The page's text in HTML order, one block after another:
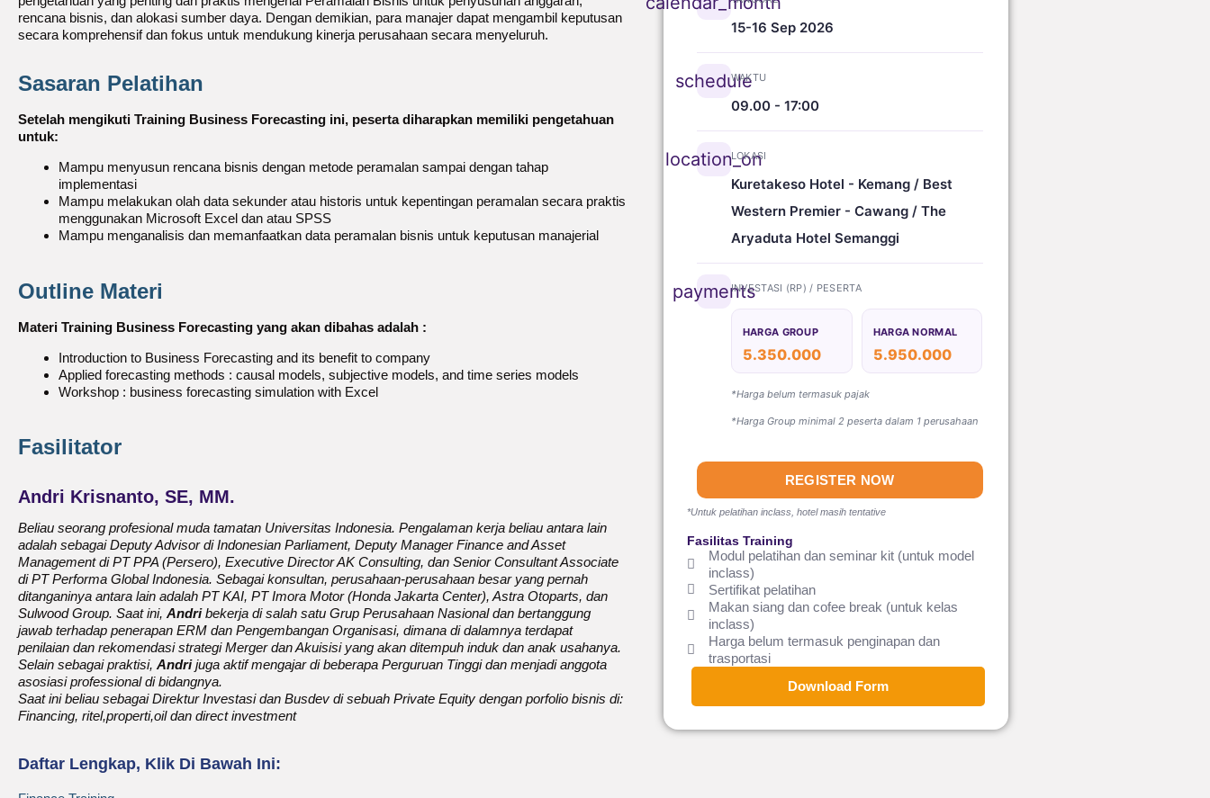
rencana bisnis, dan alokasi sumber daya. Dengan demikian, para manajer dapat mengambil keputusan
secara komprehensif dan fokus untuk mendukung kinerja perusahaan secara menyeluruh.
Sasaran Pelatihan
Setelah mengikuti Training Business Forecasting ini, peserta diharapkan memiliki pengetahuan
untuk:
Mampu menyusun rencana bisnis dengan metode peramalan sampai dengan tahap
implementasi
Mampu melakukan olah data sekunder atau historis untuk kepentingan peramalan secara praktis
menggunakan Microsoft Excel dan atau SPSS
Mampu menganalisis dan memanfaatkan data peramalan bisnis untuk keputusan manajerial
Outline Materi
Materi Training Business Forecasting yang akan dibahas adalah :
Introduction to Business Forecasting and its benefit to company
Applied forecasting methods : causal models, subjective models, and time series models
Workshop : business forecasting simulation with Excel
Fasilitator
Andri Krisnanto, SE, MM.
Beliau seorang profesional muda tamatan Universitas Indonesia. Pengalaman kerja beliau antara lain
adalah sebagai Deputy Advisor di Indonesian Parliament, Deputy Manager Finance and Asset
Management di PT PPA (Persero), Executive Director AK Consulting, dan Senior Consultant Associate
di PT Performa Global Indonesia. Sebagai konsultan, perusahaan-perusahaan besar yang pernah
ditanganinya antara lain adalah PT KAI, PT Imora Motor (Honda Jakarta Center), Astra Otoparts, dan
Sulwood Group. Saat ini, Andribekerja di salah satu Grup Perusahaan Nasional dan bertanggung
jawab terhadap penerapan ERM dan Pengembangan Organisasi, dimana di dalamnya terdapat
penilaian dan rekomendasi strategi Merger dan Akuisisi yang akan ditempuh induk dan anak usahanya.
Selain sebagai praktisi, Andrijuga aktif mengajar di beberapa Perguruan Tinggi dan menjadi anggota
asosiasi professional di bidangnya.
Saat ini beliau sebagai Direktur Investasi dan Busdev di sebuah Private Equity dengan porfolio bisnis di:
Financing, ritel,properti,oil dan direct investment
Daftar Lengkap, Klik Di Bawah Ini:
15-16 Sep 2026
schedule
WAKTU
09.00 - 17:00
location_on
LOKASI
Kuretakeso Hotel - Kemang / Best
Western Premier - Cawang / The
Aryaduta Hotel Semanggi
paymentsINVESTASI (RP) / PESERTA
HARGA GROUP
5.350.000
HARGA NORMAL
5.950.000
*Harga belum termasuk pajak
*Harga Group minimal 2 peserta dalam 1 perusahaan
REGISTER NOW
*Untuk pelatihan inclass, hotel masih tentative
Fasilitas Training
Modul pelatihan dan seminar kit (untuk model
inclass)
Sertifikat pelatihan
Makan siang dan cofee break (untuk kelas
inclass)
Harga belum termasuk penginapan dan
trasportasi
Download Form